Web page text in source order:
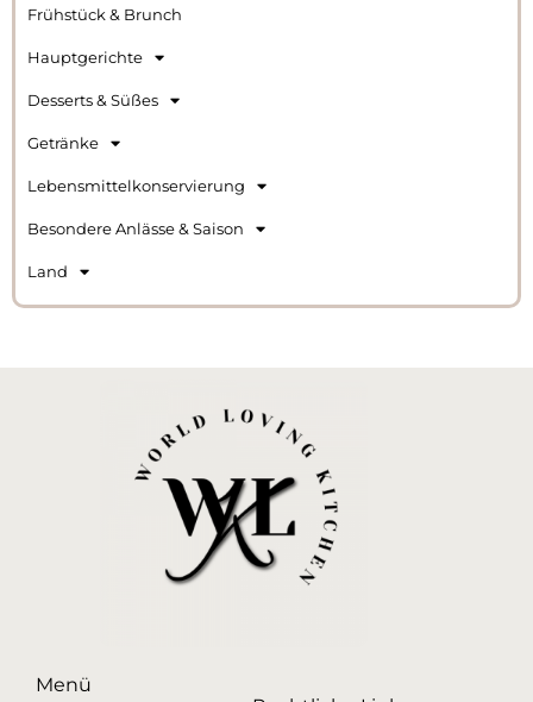
Frühstück & Brunch
Hauptgerichte
Desserts & Süßes
Getränke
Lebensmittelkonservierung
Besondere Anlässe & Saison
Land
Menü